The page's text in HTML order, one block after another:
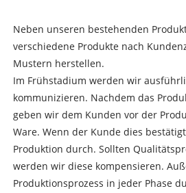
Neben unseren bestehenden
verschiedene Produkte nach
Mustern herstellen.
Im Frühstadium werden wir
kommunizieren. Nachdem das
geben wir dem Kunden vor der
Ware. Wenn der Kunde dies
Produktion durch. Sollten
werden wir diese kompensieren.
Produktionsprozess in jeder Phase